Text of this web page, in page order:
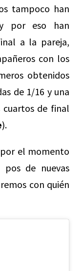
tampoco han
por eso han
a la pareja,
con los
obtenidos
de 1/16 y una
cuartos de final
).
el momento
pos de nuevas
con quién